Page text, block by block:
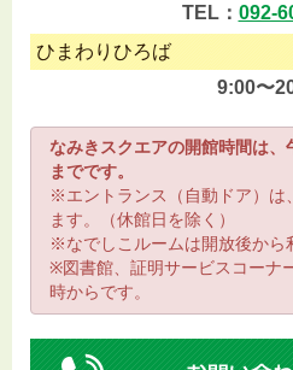
TEL： 092-
ひまわりひろば
9:00〜
なみきスクエアの開館時間は
までです。
※エントランス（自動ドア）は
ます。（休館日を除く）
※なでしこルームは開放後から
※図書館、証明サービスコーナ
時からです。